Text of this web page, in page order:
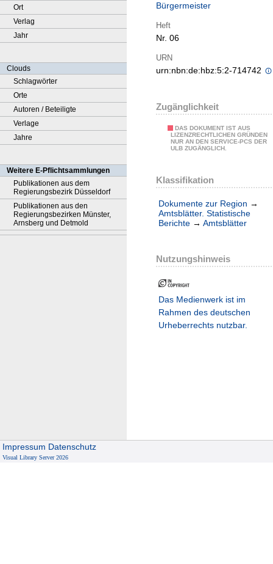
Ort
Verlag
Jahr
Clouds
Schlagwörter
Orte
Autoren / Beteiligte
Verlage
Jahre
Weitere E-Pflichtsammlungen
Publikationen aus dem
Regierungsbezirk Düsseldorf
Publikationen aus den
Regierungsbezirken Münster,
Arnsberg und Detmold
Bürgermeister
Heft
Nr. 06
URN
urn:nbn:de:hbz:5:2-714742
Zugänglichkeit
DAS DOKUMENT IST AUS
LIZENZRECHTLICHEN GRÜNDEN
NUR AN DEN SERVICE-PCS DER
ULB ZUGÄNGLICH.
Klassifikation
Dokumente zur Region →
Amtsblätter. Statistische
Berichte → Amtsblätter
Nutzungshinweis
Das Medienwerk ist im
Rahmen des deutschen
Urheberrechts nutzbar.
Impressum Datenschutz
Visual Library Server 2026